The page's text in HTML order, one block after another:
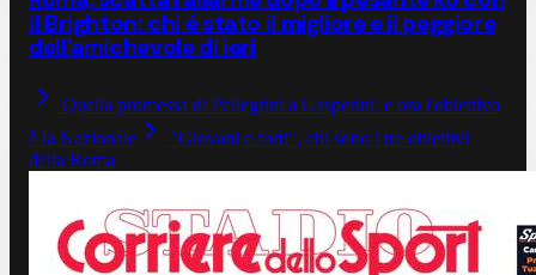
il Brighton: chi è stato il migliore e il peggiore
dell'amichevole di ieri
Quella promessa di Pellegrini a Gasperini: e ora l'obiettivo
è la Nazionale
"Giovani e forti", chi sono i tre obiettivi
della Roma